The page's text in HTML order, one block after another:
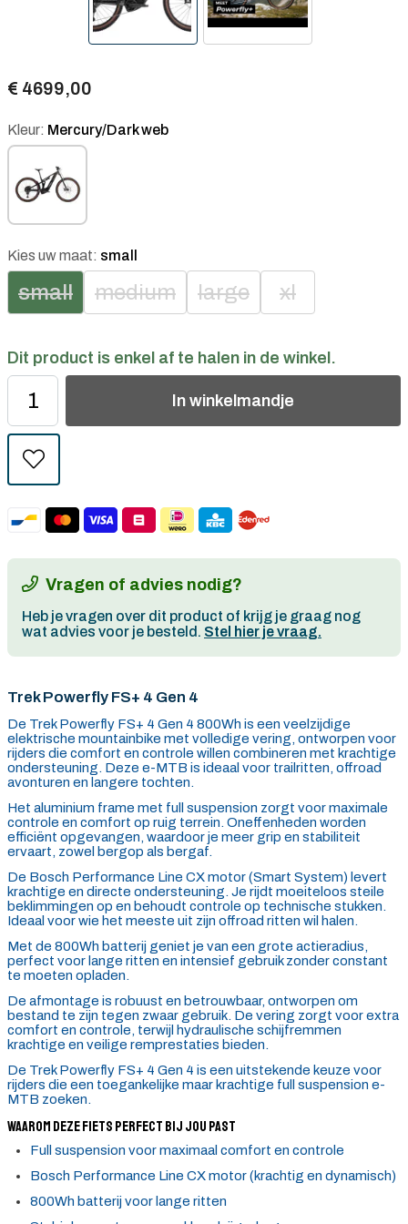
€ 4699,00
Kleur: Mercury/Dark web
Kies uw maat: small
small medium large xl
Dit product is enkel af te halen in de winkel.
In winkelmandje
Vragen of advies nodig?
Heb je vragen over dit product of krijg je graag nog
wat advies voor je besteld. Stel hier je vraag.
Trek Powerfly FS+ 4 Gen 4
De Trek Powerfly FS+ 4 Gen 4 800Wh is een veelzijdige
elektrische mountainbike met volledige vering, ontworpen voor
rijders die comfort en controle willen combineren met krachtige
ondersteuning. Deze e-MTB is ideaal voor trailritten, offroad
avonturen en langere tochten.
Het aluminium frame met full suspension zorgt voor maximale
controle en comfort op ruig terrein. Oneffenheden worden
efficiënt opgevangen, waardoor je meer grip en stabiliteit
ervaart, zowel bergop als bergaf.
De Bosch Performance Line CX motor (Smart System) levert
krachtige en directe ondersteuning. Je rijdt moeiteloos steile
beklimmingen op en behoudt controle op technische stukken.
Ideaal voor wie het meeste uit zijn offroad ritten wil halen.
Met de 800Wh batterij geniet je van een grote actieradius,
perfect voor lange ritten en intensief gebruik zonder constant
te moeten opladen.
De afmontage is robuust en betrouwbaar, ontworpen om
bestand te zijn tegen zwaar gebruik. De vering zorgt voor extra
comfort en controle, terwijl hydraulische schijfremmen
krachtige en veilige remprestaties bieden.
De Trek Powerfly FS+ 4 Gen 4 is een uitstekende keuze voor
rijders die een toegankelijke maar krachtige full suspension e-
MTB zoeken.
Waarom deze fiets perfect bij jou past
Full suspension voor maximaal comfort en controle
Bosch Performance Line CX motor (krachtig en dynamisch)
800Wh batterij voor lange ritten